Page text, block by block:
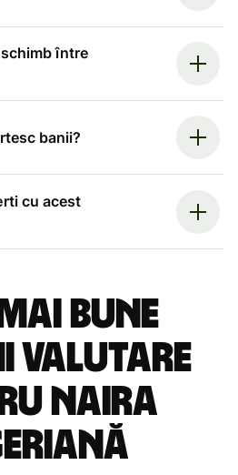
între
banii?
cu acest
bune
valutare
naira